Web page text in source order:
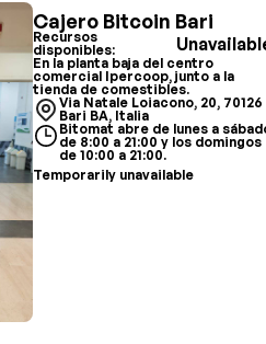
Cajero Bitcoin Bari
Recursos
disponibles:
En la planta baja del centro
comercial Ipercoop, junto a la
tienda de comestibles.
Via Natale Loiacono, 20, 70126
Bari BA, Italia
Bitomat abre de lunes a
de 8:00 a 21:00 y los domingos
de 10:00 a 21:00.
Temporarily unavailable